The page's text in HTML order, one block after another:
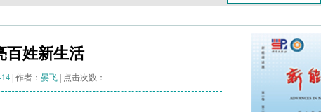
百姓新生活
| 作者： 晏飞 | 点击次数：